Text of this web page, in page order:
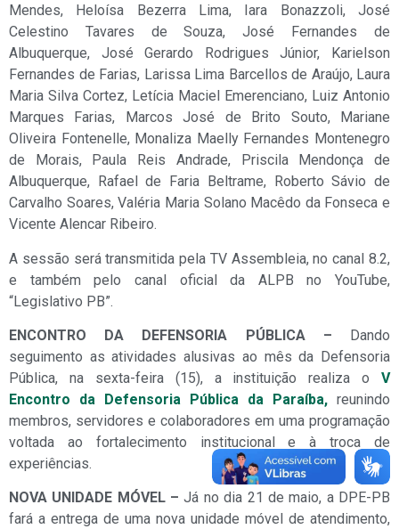
Mendes, Heloísa Bezerra Lima, Iara Bonazzoli, José
Celestino Tavares de Souza, José Fernandes de
Albuquerque, José Gerardo Rodrigues Júnior, Karielson
Fernandes de Farias, Larissa Lima Barcellos de Araújo, Laura
Maria Silva Cortez, Letícia Maciel Emerenciano, Luiz Antonio
Marques Farias, Marcos José de Brito Souto, Mariane
Oliveira Fontenelle, Monaliza Maelly Fernandes Montenegro
de Morais, Paula Reis Andrade, Priscila Mendonça de
Albuquerque, Rafael de Faria Beltrame, Roberto Sávio de
Carvalho Soares, Valéria Maria Solano Macêdo da Fonseca e
Vicente Alencar Ribeiro.
A sessão será transmitida pela TV Assembleia, no canal 8.2,
e também pelo canal oficial da ALPB no YouTube,
“Legislativo PB”.
ENCONTRO DA DEFENSORIA PÚBLICA – Dando
seguimento as atividades alusivas ao mês da Defensoria
Pública, na sexta-feira (15), a instituição realiza o V
Encontro da Defensoria Pública da Paraíba, reunindo
membros, servidores e colaboradores em uma programação
voltada ao fortalecimento institucional e à troca de
experiências.
NOVA UNIDADE MÓVEL – Já no dia 21 de maio, a DPE-PB
fará a entrega de uma nova unidade móvel de atendimento,